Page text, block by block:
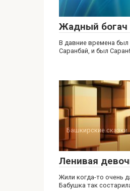
Жадный богач
В давние времена был
Саранбай, и был
Башкирские сказки
Ленивая
Жили когда-то очень
Бабушка так